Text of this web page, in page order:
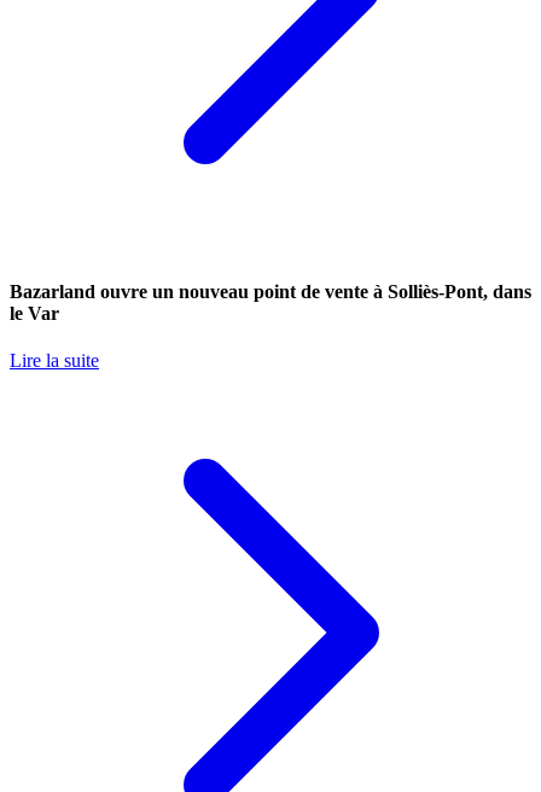
Bazarland ouvre un nouveau point de vente à Solliès-Pont, dans
le Var
Lire la suite